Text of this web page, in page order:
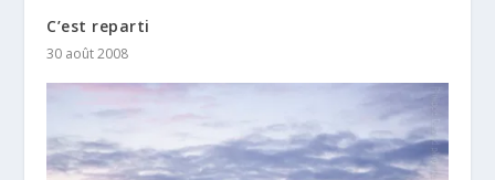
C’est reparti
30 août 2008